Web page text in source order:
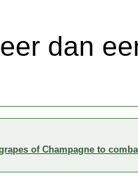
dan
of Champagne to